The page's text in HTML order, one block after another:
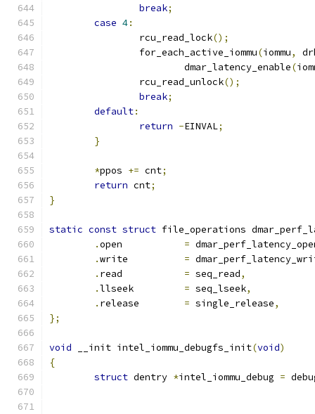
break;
case 4:
		rcu_read_lock
();
		for_each_active_iommu
(iommu,
			dmar_latency_enable
(
		rcu_read_unlock
();
break;
default:
return -EINVAL;
}
*ppos += cnt;
return cnt;
}
static const struct file_operations
.
=
.
=
.
= seq_read,
.
= seq_lseek,
.
= single_release,
};
void __init intel_iommu_debugfs_init(void)
{
struct dentry *intel_iommu_debug =